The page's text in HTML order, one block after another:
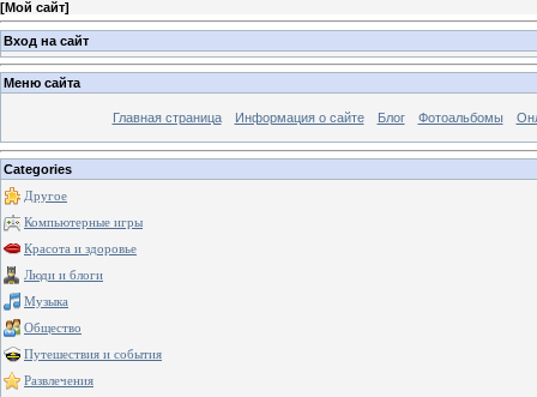
[Мой сайт]
Вход на сайт
Меню сайта
Главная страница Информация о сайте Блог Фотоальбомы
Categories
Другое
Компьютерные игры
Красота и здоровье
Люди и блоги
Музыка
Общество
Путешествия и события
Развлечения